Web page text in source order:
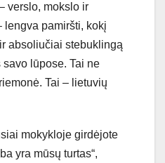
verslo, mokslo ir
lengva pamiršti, kokį
absoliučiai stebuklingą
lūpose. Tai ne
Tai – lietuvių
mokykloje girdėjote
yra mūsų turtas“,